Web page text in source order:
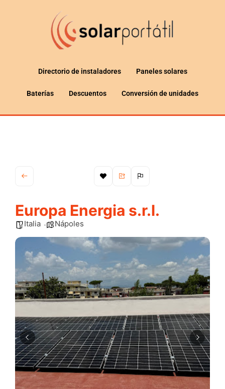
Directorio de instaladores Paneles solares
Baterías Descuentos Conversión de unidades
Europa Energia s.r.l.
Italia Nápoles